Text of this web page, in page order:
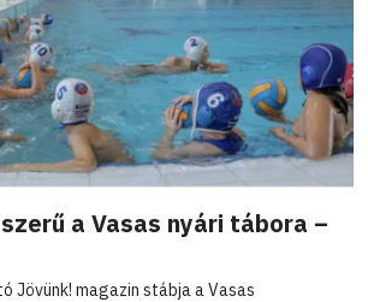
a Vasas nyári tábora –
Jövünk! magazin stábja a Vasas